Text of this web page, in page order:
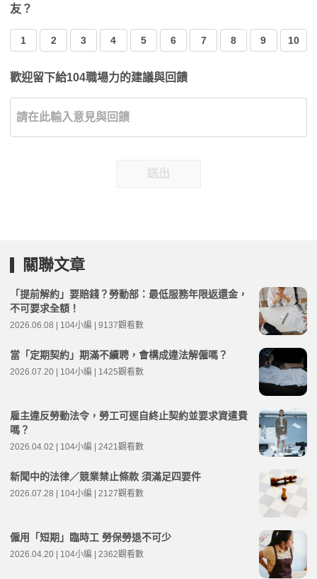
友？
1 2 3 4 5 6 7 8 9 10
歡迎留下給104職場力的建議與回饋
送出
關聯文章
「提前解約」要賠錢？勞動部：最低服務年限返還金，
不可要求全額！
2026.06.08 | 104小編 | 9137觀看數
當「定期契約」期滿不續聘，會構成違法解僱嗎？
2026.07.20 | 104小編 | 1425觀看數
雇主違反勞動法令，勞工可逕自終止契約並要求資遣費
嗎？
2026.04.02 | 104小編 | 2421觀看數
新聞中的法律／競業禁止條款 須滿足四要件
2026.07.28 | 104小編 | 2127觀看數
僱用「短期」臨時工 勞保勞退不可少
2026.04.20 | 104小編 | 2362觀看數